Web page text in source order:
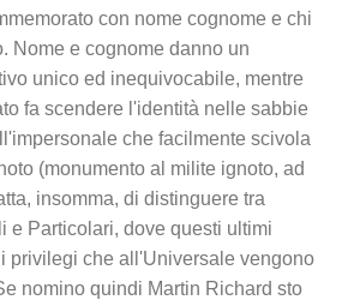
con nome cognome e chi
Nome e cognome danno un
unico ed inequivocabile, mentre
fa scendere l'identità nelle sabbie
che facilmente scivola
(monumento al milite ignoto, ad
insomma, di distinguere tra
e Particolari, dove questi ultimi
privilegi che all'Universale vengono
nomino quindi Martin Richard sto